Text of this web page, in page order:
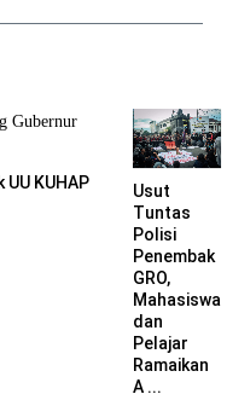
KUHAP
Usut
Tuntas
Polisi
Penembak
GRO,
Mahasiswa
dan
Pelajar
Ramaikan
A ...